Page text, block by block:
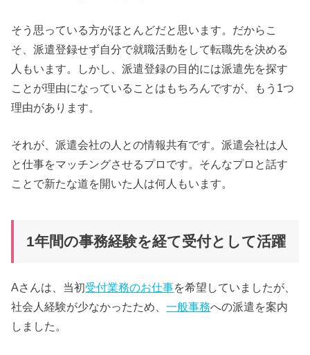
そう思っている方がほとんどだと思います。だからこ
そ、派遣登録せず自分で就職活動をして転職先を決める
人もいます。しかし、派遣登録の目的には派遣先を探す
ことが理由になっていることはもちろんですが、もう1つ
理由があります。
それが、派遣会社の人との情報共有です。派遣会社は人
と仕事をマッチングさせるプロです。そんなプロと話す
ことで新たな道を開いた人は何人もいます。
1年間の事務経験を経て受付として活躍
Aさんは、当初受付業務のお仕事を希望していましたが、
社会人経験が少なかったため、一般事務への派遣を案内
しました。